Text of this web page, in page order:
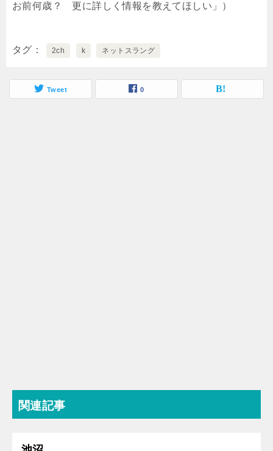
お前何歳？ 更に詳しく情報を教えてほしい」）
タグ 2ch k ネットスラング
Tweet 0
関連記事